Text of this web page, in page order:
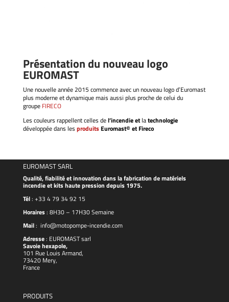
Présentation du nouveau logo
EUROMAST
Une nouvelle année 2015 commence avec un nouveau logo d’Euromast
plus moderne et dynamique mais aussi plus proche de celui du
groupe FIRECO
Les couleurs rappellent celles del’incendie etlatechnologie
développée dans les produitsEuromast© et Fireco
EUROMAST SARL
Qualité, fiabilité et innovation dans la fabrication de matériels
incendie et kits haute pression depuis 1975.
Tél: +33 4 79 34 92 15
Horaires: 8H30 – 17H30 Semaine
Mail: info@motopompe-incendie.com
Adresse: EUROMASTsarl
Savoie hexapole,
101 Rue Louis Armand,
73420 Mery,
France
PRODUITS